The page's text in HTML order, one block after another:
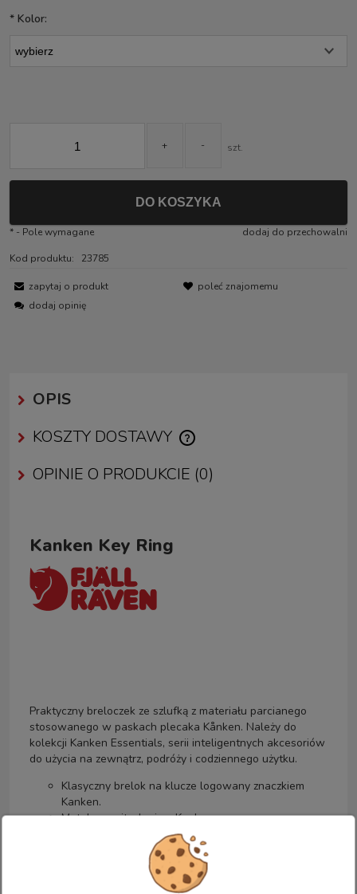
* Kolor:
+ - szt.
DO KOSZYKA
dodaj do przechowalni
* - Pole wymagane
Kod produktu: 23785
zapytaj o produkt
poleć znajomemu
dodaj opinię
OPIS
KOSZTY DOSTAWY
CENA NIE ZAWIERA EWENTUALNYCH KOSZTÓW PŁATNOŚCI
OPINIE O PRODUKCIE (0)
Kanken Key Ring
Praktyczny breloczek ze szlufką z materiału parcianego
stosowanego w paskach plecaka Kånken. Należy do
kolekcji Kanken Essentials, serii inteligentnych akcesoriów
do użycia na zewnątrz, podróży i codziennego użytku.
Klasyczny brelok na klucze logowany znaczkiem
Kanken.
Metalowy nit z logiem Kanken.
Aktywność: użytkowanie codzienne.
Materiał: 100% polypropylen.